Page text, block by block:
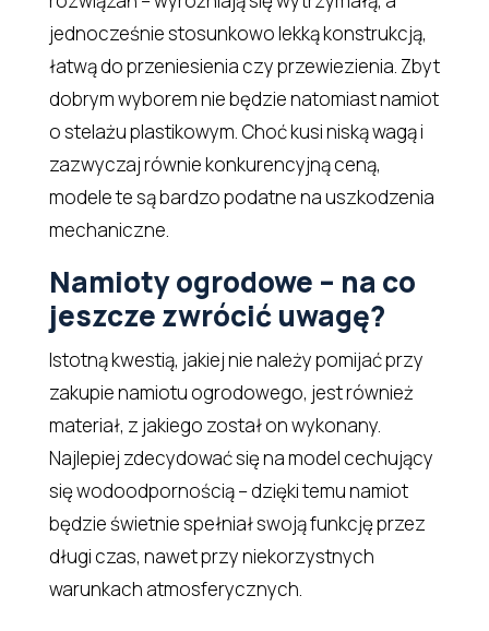
jednocześnie stosunkowo lekką konstrukcją,
łatwą do przeniesienia czy przewiezienia. Zbyt
dobrym wyborem nie będzie natomiast namiot
o stelażu plastikowym. Choć kusi niską wagą i
zazwyczaj równie konkurencyjną ceną,
modele te są bardzo podatne na uszkodzenia
mechaniczne.
Namioty ogrodowe – na co
jeszcze zwrócić uwagę?
Istotną kwestią, jakiej nie należy pomijać przy
zakupie namiotu ogrodowego, jest również
materiał, z jakiego został on wykonany.
Najlepiej zdecydować się na model cechujący
się wodoodpornością – dzięki temu namiot
będzie świetnie spełniał swoją funkcję przez
długi czas, nawet przy niekorzystnych
warunkach atmosferycznych.